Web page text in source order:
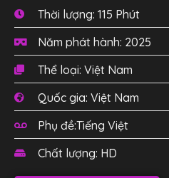
Thời lượng: 115 Phút
Năm phát hành: 2025
Thể loại: Việt Nam
Quốc gia: Việt Nam
Phụ đề:Tiếng Việt
Chất lượng: HD